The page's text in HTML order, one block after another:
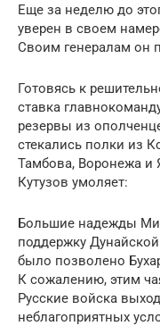
Еще за неделю до
уверен в своем
Своим генералам он
Готовясь к
ставка
резервы из
стекались полки из
Тамбова, Воронежа и
Кутузов умоляет:
Большие надежды
поддержку
было позволено
К сожалению, этим
Русские войска
неблагоприятных